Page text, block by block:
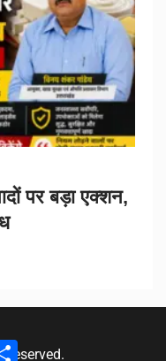
पर बड़ा एक्शन,
reserved.